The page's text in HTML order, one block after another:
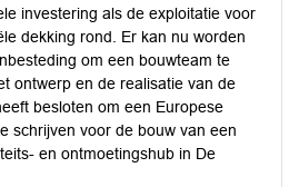
investering als de exploitatie voor
dekking rond. Er kan nu worden
om een bouwteam te
ontwerp en de realisatie van de
besloten om een Europese
schrijven voor de bouw van een
en ontmoetingshub in De